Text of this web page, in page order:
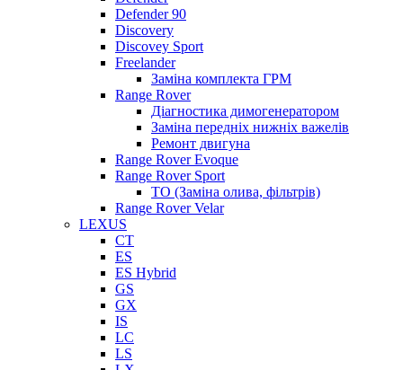
Defender 90
Discovery
Discovey Sport
Freelander
Заміна комплекта ГРМ
Range Rover
Діагностика димогенератором
Заміна передніх нижніх важелів
Ремонт двигуна
Range Rover Evoque
Range Rover Sport
ТО (Заміна олива, фільтрів)
Range Rover Velar
LEXUS
CT
ES
ES Hybrid
GS
GX
IS
LC
LS